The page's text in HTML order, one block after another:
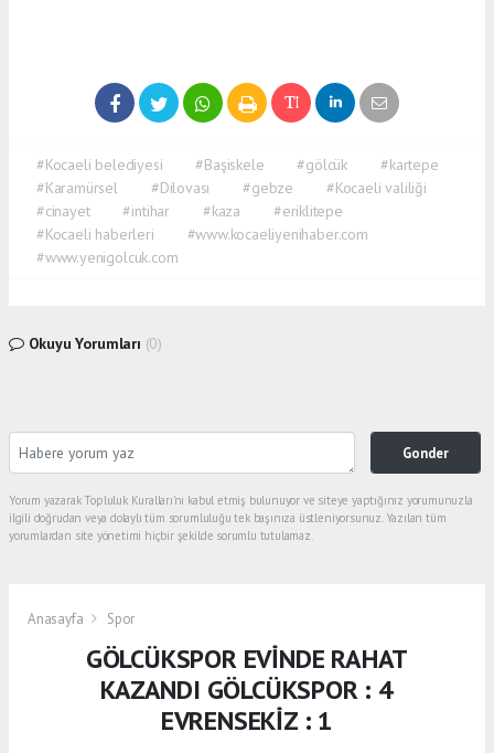
#Kocaeli belediyesi #Başiskele #gölcük
#kartepe
#Karamürsel
#Dilovası #gebze
#Kocaeli valiliği
#cinayet
#intihar #kaza
#eriklitepe
#Kocaeli haberleri
#www.kocaeliyenihaber.com
#www.yenigolcuk.com
Okuyu Yorumları (0)
Gonder
Yorum yazarak Topluluk Kuralları’nı kabul etmiş bulunuyor ve siteye yaptığınız yorumunuzla
ilgili doğrudan veya dolaylı tüm sorumluluğu tek başınıza üstleniyorsunuz. Yazılan tüm
yorumlardan site yönetimi hiçbir şekilde sorumlu tutulamaz.
Anasayfa Spor
GÖLCÜKSPOR EVİNDE RAHAT
KAZANDI GÖLCÜKSPOR : 4
EVRENSEKİZ : 1